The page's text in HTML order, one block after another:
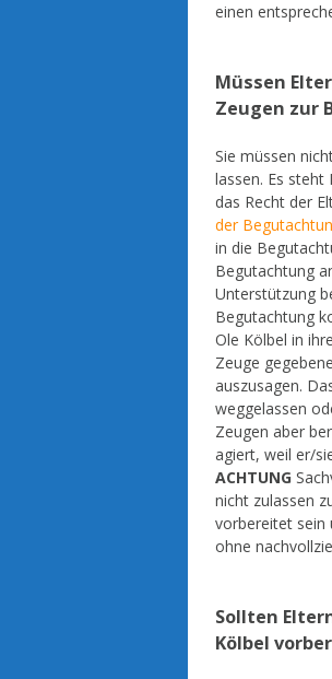
einen
Müssen
Zeugen zur
Sie müssen
lassen. Es
das Recht der
der
in die
Begutachtung
Unterstützung
Begutachtung
Ole Kölbel in
Zeuge
auszusagen.
weggelassen
Zeugen aber
agiert, weil er/
ACHTUNG
nicht zulassen
vorbereitet sein
ohne
Sollten
Kölbel